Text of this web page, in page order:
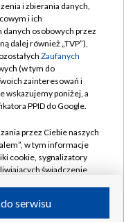
i zbierania danych,
i ich
osobowych przez
dalej również „TVP”),
Zaufanych
(w tym do
zainteresowań i
wskazujemy poniżej, a
PPID do Google.
przez Ciebie naszych
w tym informacje
cookie, sygnalizatory
świadczenie
serwisu